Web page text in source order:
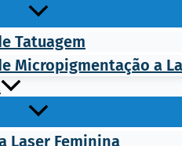
Tatuagem
Micropigmentação a
Laser Feminina